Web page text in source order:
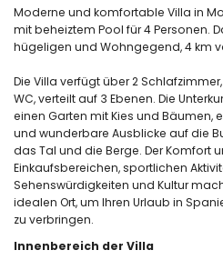
Moderne und komfortable Villa in
mit beheiztem Pool für 4 Personen.
hügeligen und Wohngegend, 4 km
Die Villa verfügt über 2
WC, verteilt auf 3 Ebenen. Die
einen Garten mit Kies und Bäumen,
und wunderbare Ausblicke auf die
das Tal und die Berge. Der Komfort
Einkaufsbereichen, sportlichen
Sehenswürdigkeiten und Kultur
idealen Ort, um Ihren Urlaub in
zu verbringen.
Innenbereich der Villa